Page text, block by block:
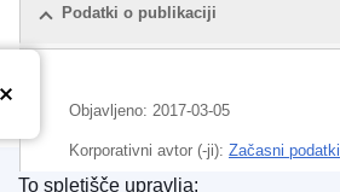
Podatki o publikaciji
Objavljeno: 2017-03-05
Korporativni avtor (-ji): Začasni podatki
To spletišče upravlja: